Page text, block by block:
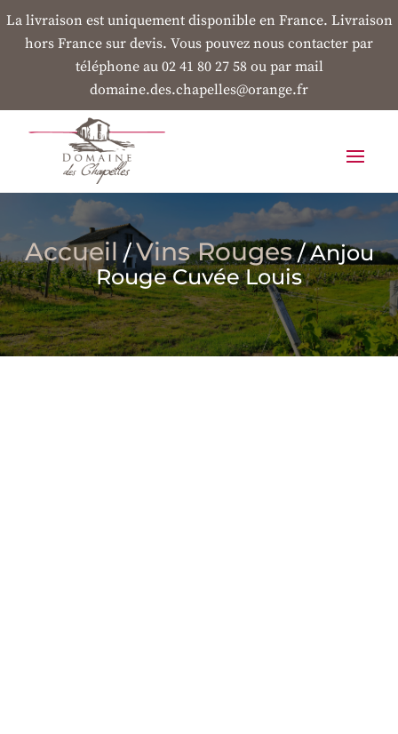
La livraison est uniquement disponible en France. Livraison
hors France sur devis. Vous pouvez nous contacter par
téléphone au 02 41 80 27 58 ou par mail
domaine.des.chapelles@orange.fr
Accueil /Vins Rouges/ Anjou
Rouge Cuvée Louis